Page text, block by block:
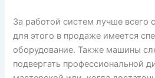
За работой систем лучше всего
для этого в продаже имеется
оборудование. Также машины
подвергать профессиональной